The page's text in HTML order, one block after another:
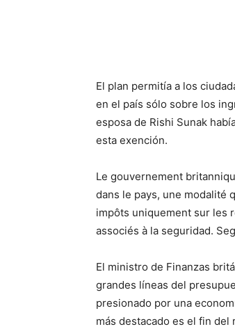
El plan permitía a los
en el país sólo sobre los
esposa de Rishi Sunak
esta exención.
Le gouvernement
dans le pays, une modalité
impôts uniquement sur les
associés à la seguridad.
El ministro de Finanzas
grandes líneas del
presionado por una
más destacado es el fin